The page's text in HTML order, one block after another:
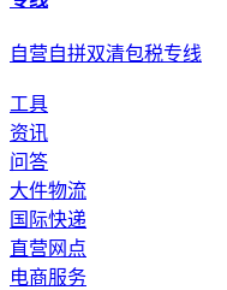
自营自拼双清包税专线
工具
资讯
问答
大件物流
国际快递
直营网点
电商服务